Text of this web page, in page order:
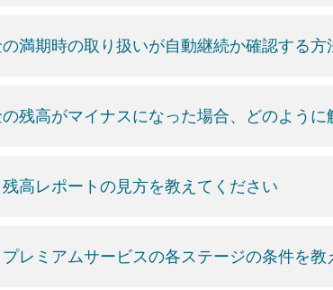
満期時の取り扱いが自動継続か確認する
残高がマイナスになった場合、どのよう
高レポートの見方を教えてください
プレミアムサービスの各ステージの条件を